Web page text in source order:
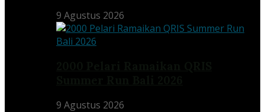
9 Agustus 2026
9 Agustus 2026